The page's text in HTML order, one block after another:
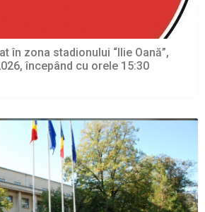
în zona stadionului “Ilie Oană”,
începând cu orele 15:30